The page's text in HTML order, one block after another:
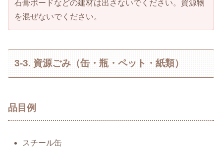
石膏ボードなどの建材は出さないでください。資源物
を混ぜないでください。
3-3. 資源ごみ（缶・瓶・ペット・紙類）
品目例
スチール缶